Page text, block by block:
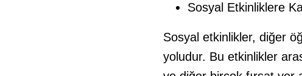
Sosyal Etkinliklere
Sosyal etkinlikler, diğer
yoludur. Bu etkinlikler